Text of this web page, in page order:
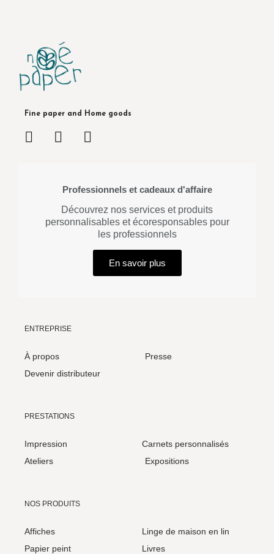
Fine paper and Home goods
Professionnels et cadeaux d'affaire
Découvrez nos services et produits
personnalisables et écoresponsables pour
les professionnels
En savoir plus
ENTREPRISE
À propos
Devenir distributeur
Presse
PRESTATIONS
Impression
Ateliers
Carnets personnalisés
Expositions
NOS PRODUITS
Affiches
Papier peint
Linge de maison en lin
Livres